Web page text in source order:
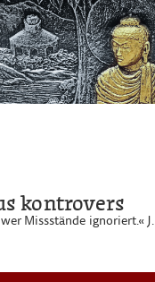
kontrovers
Missstände ignoriert.« J.